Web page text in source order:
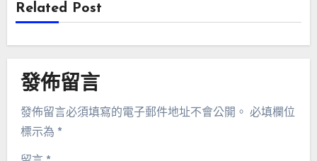
Related Post
發佈留言
發佈留言必須填寫的電子郵件地址不會公開。 必填欄位
標示為 *